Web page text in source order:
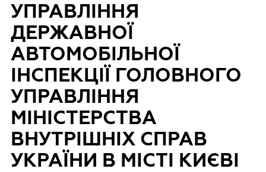
УПРАВЛІННЯ
ДЕРЖАВНОЇ
АВТОМОБІЛЬНОЇ
ІНСПЕКЦІЇ ГОЛОВНОГО
УПРАВЛІННЯ
МІНІСТЕРСТВА
ВНУТРІШНІХ СПРАВ
УКРАЇНИ В МІСТІ КИЄВІ